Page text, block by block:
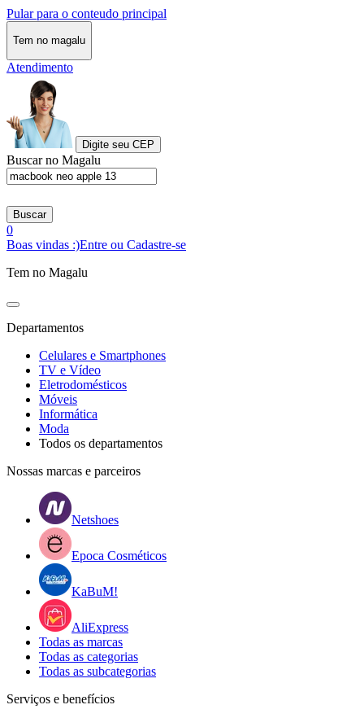
Pular para o conteudo principal
Tem no magalu
Atendimento
Digite seu CEP
Buscar no Magalu
Buscar
0
Boas vindas :)Entre ou Cadastre-se
Tem no Magalu
Departamentos
Celulares e Smartphones
TV e Vídeo
Eletrodomésticos
Móveis
Informática
Moda
Todos os departamentos
Nossas marcas e parceiros
Netshoes
Epoca Cosméticos
KaBuM!
AliExpress
Todas as marcas
Todas as categorias
Todas as subcategorias
Serviços e benefícios